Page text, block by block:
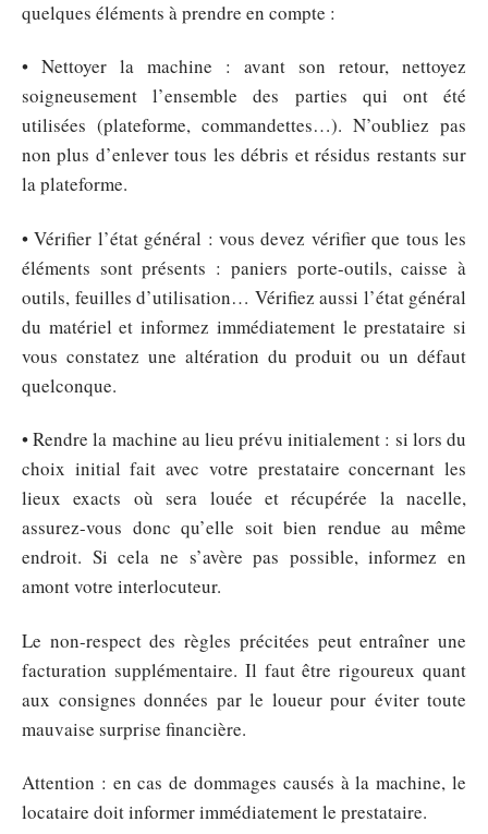
quelques éléments à prendre en compte :
• Nettoyer la machine : avant son retour, nettoyez
soigneusement l’ensemble des parties qui ont été
utilisées (plateforme, commandettes…). N’oubliez pas
non plus d’enlever tous les débris et résidus restants sur
la plateforme.
• Vérifier l’état général : vous devez vérifier que tous les
éléments sont présents : paniers porte-outils, caisse à
outils, feuilles d’utilisation… Vérifiez aussi l’état général
du matériel et informez immédiatement le prestataire si
vous constatez une altération du produit ou un défaut
quelconque.
• Rendre la machine au lieu prévu initialement : si lors du
choix initial fait avec votre prestataire concernant les
lieux exacts où sera louée et récupérée la nacelle,
assurez-vous donc qu’elle soit bien rendue au même
endroit. Si cela ne s’avère pas possible, informez en
amont votre interlocuteur.
Le non-respect des règles précitées peut entraîner une
facturation supplémentaire. Il faut être rigoureux quant
aux consignes données par le loueur pour éviter toute
mauvaise surprise financière.
Attention : en cas de dommages causés à la machine, le
locataire doit informer immédiatement le prestataire.